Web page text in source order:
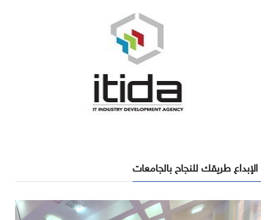
الإبداع طريقك للنجاح بالجامعات